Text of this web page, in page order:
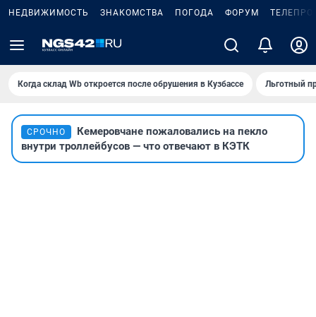
НЕДВИЖИМОСТЬ ЗНАКОМСТВА ПОГОДА ФОРУМ
Когда склад Wb откроется после обрушения в Кузбассе Льготный
СРОЧНО
Кемеровчане пожаловались на пекло
внутри троллейбусов — что отвечают в КЭТК